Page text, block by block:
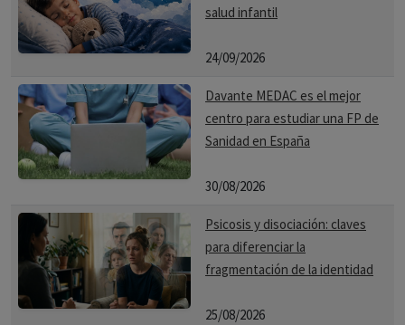
salud infantil
24/09/2026
Davante MEDAC es el mejor
centro para estudiar una FP de
Sanidad en España
30/08/2026
Psicosis y disociación: claves
para diferenciar la
fragmentación de la identidad
25/08/2026